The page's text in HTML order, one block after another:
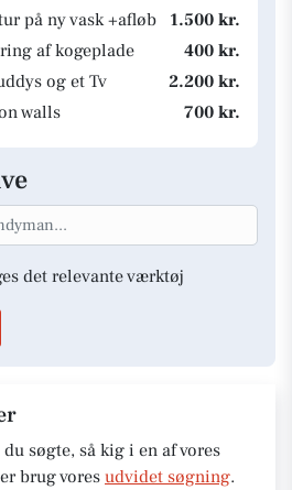
på ny vask +afløb
1.500 kr.
af kogeplade
400 kr.
og et Tv
2.200 kr.
walls
700 kr.
det relevante værktøj
søgte, så kig i en af vores
brug vores udvidet søgning.